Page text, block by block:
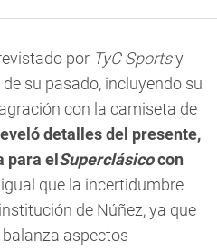
por TyC Sportsy
su pasado, incluyendo su
con la camiseta de
detalles del presente,
para el Superclásicocon
que la incertidumbre
de Núñez, ya que
aspectos